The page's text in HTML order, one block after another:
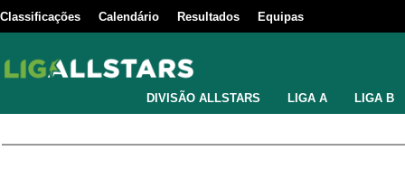
Classificações Calendário Resultados Equipas
DIVISÃO ALLSTARS LIGA A LIGA B